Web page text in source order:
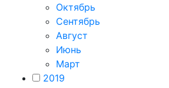
Октябрь
Сентябрь
Август
Июнь
Март
2019